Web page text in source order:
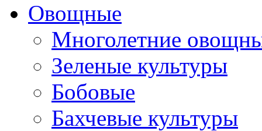
Овощные
Многолетние
Зеленые культуры
Бобовые
Бахчевые культуры